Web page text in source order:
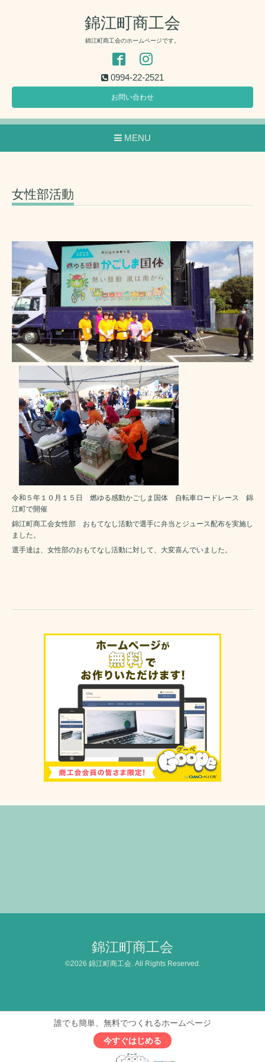
錦江町商工会
錦江町商工会のホームページです。
0994-22-2521
お問い合わせ
MENU
女性部活動
令和５年１０月１５日 燃ゆる感動かごしま国体 自転車ロードレース 錦
江町で開催
錦江町商工会女性部 おもてなし活動で選手に弁当とジュース配布を実施し
ました。
選手達は、女性部のおもてなし活動に対して、大変喜んでいました。
錦江町商工会
©2026 錦江町商工会. All Rights Reserved.
誰でも簡単、無料でつくれるホームページ
今すぐはじめる